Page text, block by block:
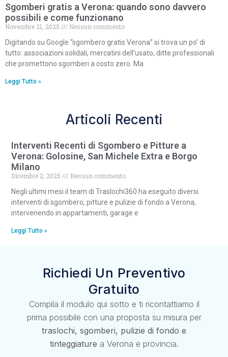
Sgomberi gratis a Verona: quando sono davvero
possibili e come funzionano
Novembre 21, 2025
Nessun commento
Digitando su Google “sgombero gratis Verona” si trova un po’ di
tutto: associazioni solidali, mercatini dell’usato, ditte professionali
che promettono sgomberi a costo zero. Ma
Leggi Tutto »
Articoli Recenti
Interventi Recenti di Sgombero e Pitture a
Verona: Golosine, San Michele Extra e Borgo
Milano
Dicembre 2, 2025
Nessun commento
Negli ultimi mesi il team di Traslochi360 ha eseguito diversi
interventi di sgombero, pitture e pulizie di fondo a Verona,
intervenendo in appartamenti, garage e
Leggi Tutto »
Richiedi Un Preventivo
Gratuito
Compila il modulo qui sotto e ti ricontattiamo il
prima possibile con una proposta su misura per
traslochi, sgomberi, pulizie di fondo e
tinteggiature a Verona e provincia.